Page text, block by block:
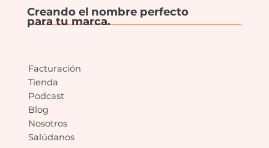
Creando el nombre perfecto
para tu marca.
Facturación
Tienda
Podcast
Blog
Nosotros
Salúdanos